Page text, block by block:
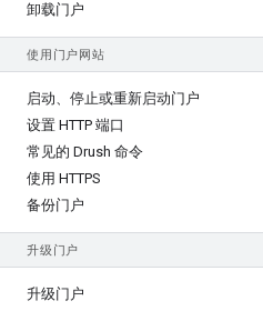
卸载门户
使用门户网站
启动、停止或重新启动门户
设置 HTTP 端口
常见的 Drush 命令
使用 HTTPS
备份门户
升级门户
升级门户